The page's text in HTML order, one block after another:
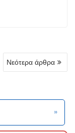
Νεότερα άρθρα
»